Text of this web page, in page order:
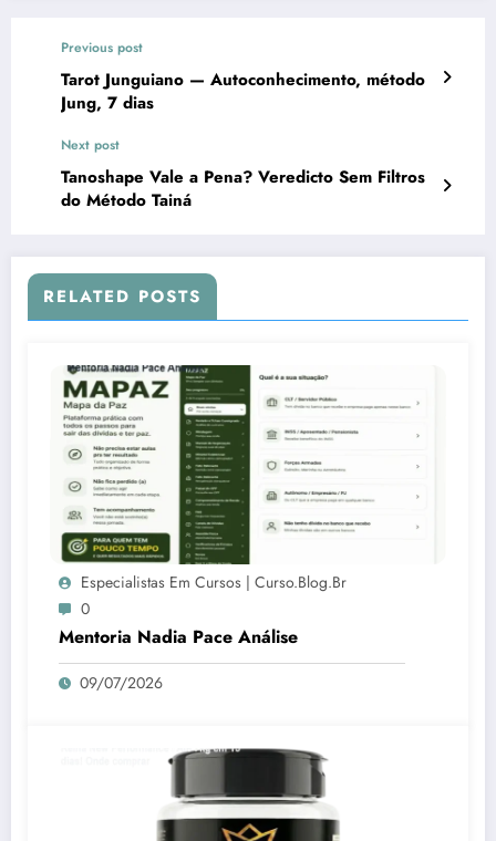
Previous post
Tarot Junguiano — Autoconhecimento, método
Jung, 7 dias
Next post
Tanoshape Vale a Pena? Veredicto Sem Filtros
do Método Tainá
RELATED POSTS
Especialistas Em Cursos | Curso.blog.br
0
Mentoria Nadia Pace Análise
09/07/2026